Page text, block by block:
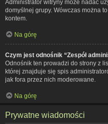
Administrator witryny może nadać
domyślnej grupy. Wówczas można
kontem.
Na górę
Czym jest odnośnik “Zespół
Odnośnik ten prowadzi do strony z
której znajduje się spis
jak fora przez nich moderowane.
Na górę
Prywatne wiadomości